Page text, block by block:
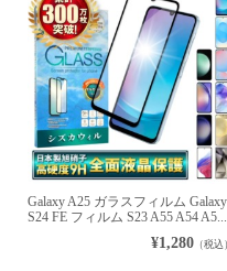
Galaxy A25 ガラスフィルム Galaxy
S24 FE フィルム S23 A55 A54 A5...
¥1,280（税込）